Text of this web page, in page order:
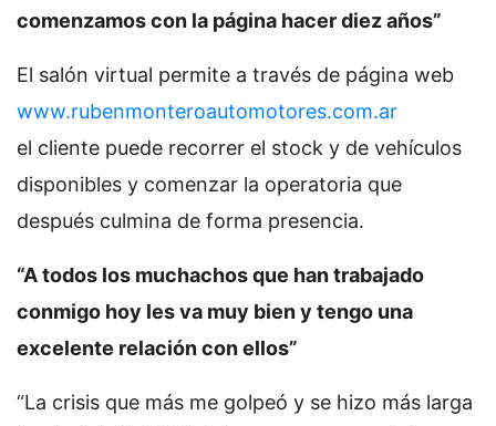
comenzamos con la página hacer diez años”
El salón virtual permite a través de página web
www.rubenmonteroautomotores.com.ar
el cliente puede recorrer el stock y de vehículos
disponibles y comenzar la operatoria que
después culmina de forma presencia.
“A todos los muchachos que han trabajado
conmigo hoy les va muy bien y tengo una
excelente relación con ellos”
“La crisis que más me golpeó y se hizo más larga